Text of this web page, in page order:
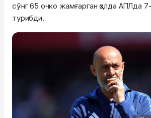
сўнг 65 очко жамғарган ҳолда АПЛда 7
турибди.